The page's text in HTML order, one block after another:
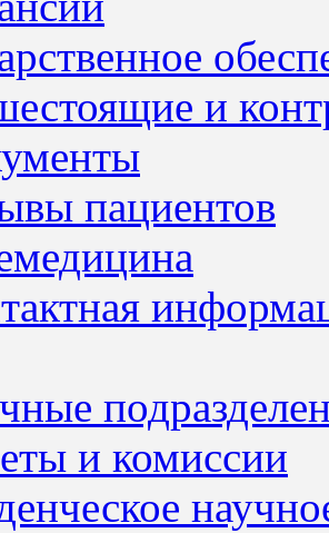
и
пациентов
и комиссии